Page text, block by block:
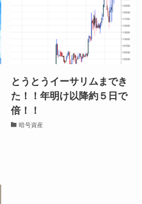
とうとうイーサリムまでき
た！！年明け以降約５日で
倍！！
暗号資産